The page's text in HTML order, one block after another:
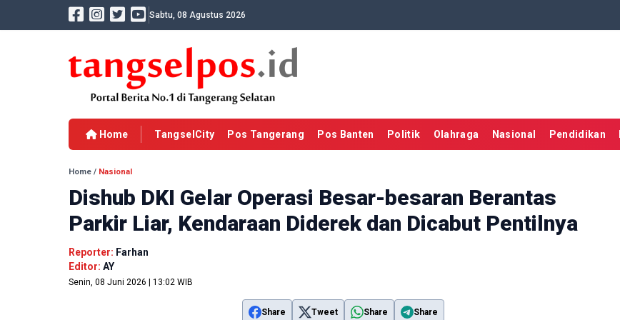
Sabtu, 08 Agustus 2026
Home TangselCity Pos Tangerang Pos Banten Politik Olahraga Nasional Pendidikan
Home / Nasional
Dishub DKI Gelar Operasi Besar-besaran Berantas
Parkir Liar, Kendaraan Diderek dan Dicabut Pentilnya
Reporter: Farhan
Editor: AY
Senin, 08 Juni 2026 | 13:02 WIB
Share Tweet Share Share